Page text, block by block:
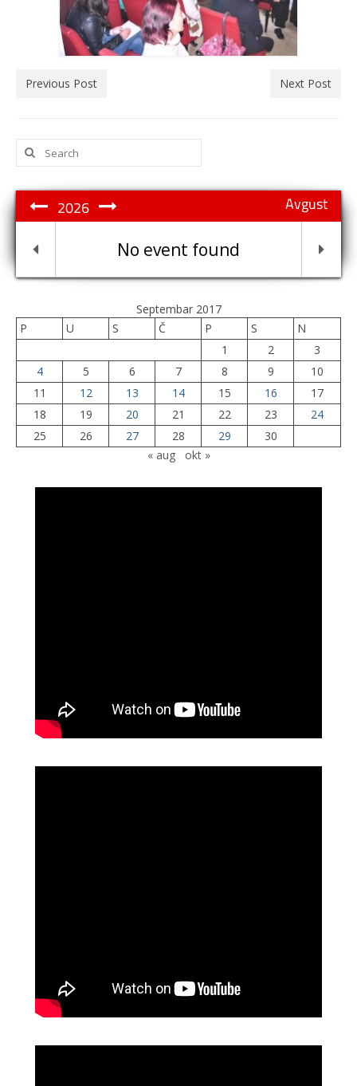
Previous Post Next Post
Search
for:
Avgust
2026
No event found
Septembar 2017
P
U S Č P S
N
1
2
3
4
5 6 7 8 9
10
11
12 13 14 15 16
17
18
19 20 21 22 23
24
25
26 27 28 29
30
« aug
okt »